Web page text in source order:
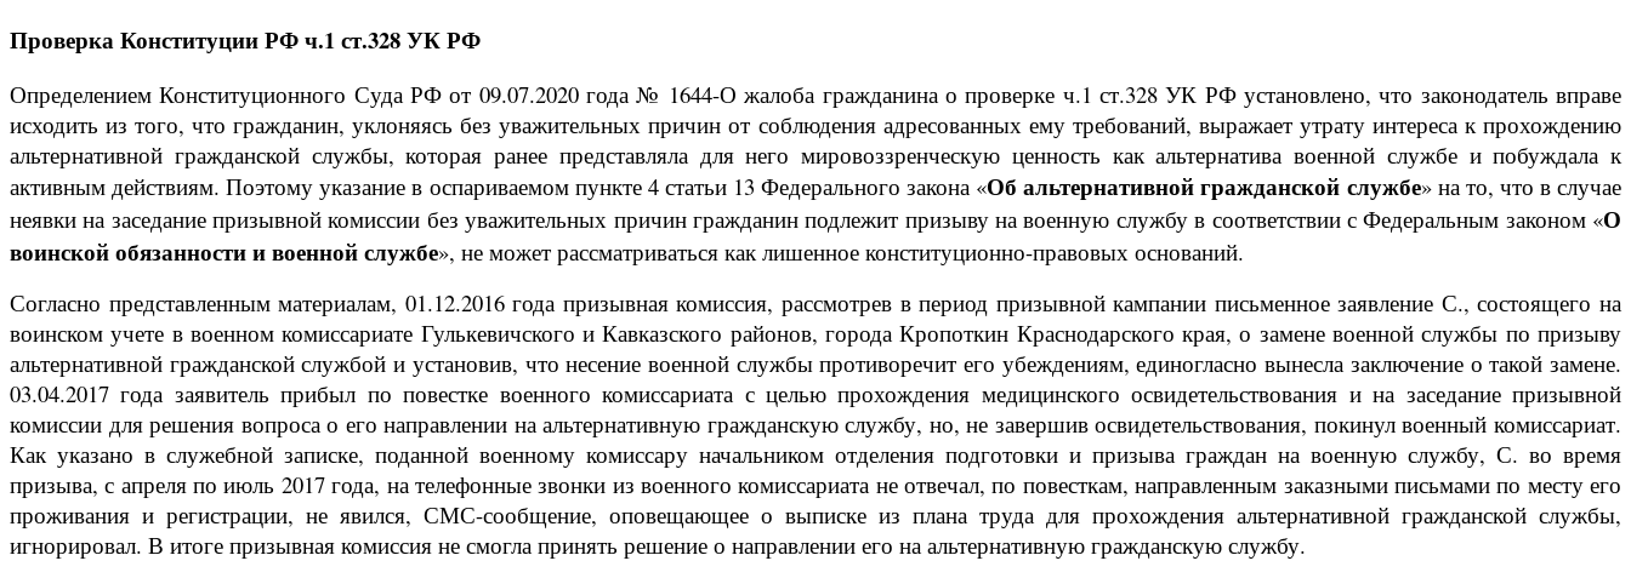
Проверка Конституции РФ ч.1 ст.328 УК РФ
Определением Конституционного Суда РФ от 09.07.2020 года № 1644-О жалоба гражданина о проверке ч.1 ст.328 УК РФ установлено, что законодатель вправе
исходить из того, что гражданин, уклоняясь без уважительных причин от соблюдения адресованных ему требований, выражает утрату интереса к прохождению
альтернативной гражданской службы, которая ранее представляла для него мировоззренческую ценность как альтернатива военной службе и побуждала к
активным действиям. Поэтому указание в оспариваемом пункте 4 статьи 13 Федерального закона «Об альтернативной гражданской службе» на то, что в случае
неявки на заседание призывной комиссии без уважительных причин гражданин подлежит призыву на военную службу в соответствии с Федеральным законом «О
воинской обязанности и военной службе», не может рассматриваться как лишенное конституционно-правовых оснований.
Согласно представленным материалам, 01.12.2016 года призывная комиссия, рассмотрев в период призывной кампании письменное заявление С., состоящего на
воинском учете в военном комиссариате Гулькевичского и Кавказского районов, города Кропоткин Краснодарского края, о замене военной службы по призыву
альтернативной гражданской службой и установив, что несение военной службы противоречит его убеждениям, единогласно вынесла заключение о такой замене.
03.04.2017 года заявитель прибыл по повестке военного комиссариата с целью прохождения медицинского освидетельствования и на заседание призывной
комиссии для решения вопроса о его направлении на альтернативную гражданскую службу, но, не завершив освидетельствования, покинул военный комиссариат.
Как указано в служебной записке, поданной военному комиссару начальником отделения подготовки и призыва граждан на военную службу, С. во время
призыва, с апреля по июль 2017 года, на телефонные звонки из военного комиссариата не отвечал, по повесткам, направленным заказными письмами по месту его
проживания и регистрации, не явился, СМС-сообщение, оповещающее о выписке из плана труда для прохождения альтернативной гражданской службы,
игнорировал. В итоге призывная комиссия не смогла принять решение о направлении его на альтернативную гражданскую службу.